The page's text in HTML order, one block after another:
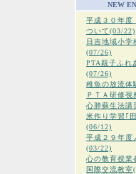
NEW
平成３０年
ついて(03/22)
日吉地域小学
(07/26)
PTA親子ふれ
(07/26)
稚魚の放流体
ＰＴＡ研修視
心肺蘇生法講
米作り学習｢
(06/12)
平成２９年度
(03/22)
心の教育授業
国際交流教室